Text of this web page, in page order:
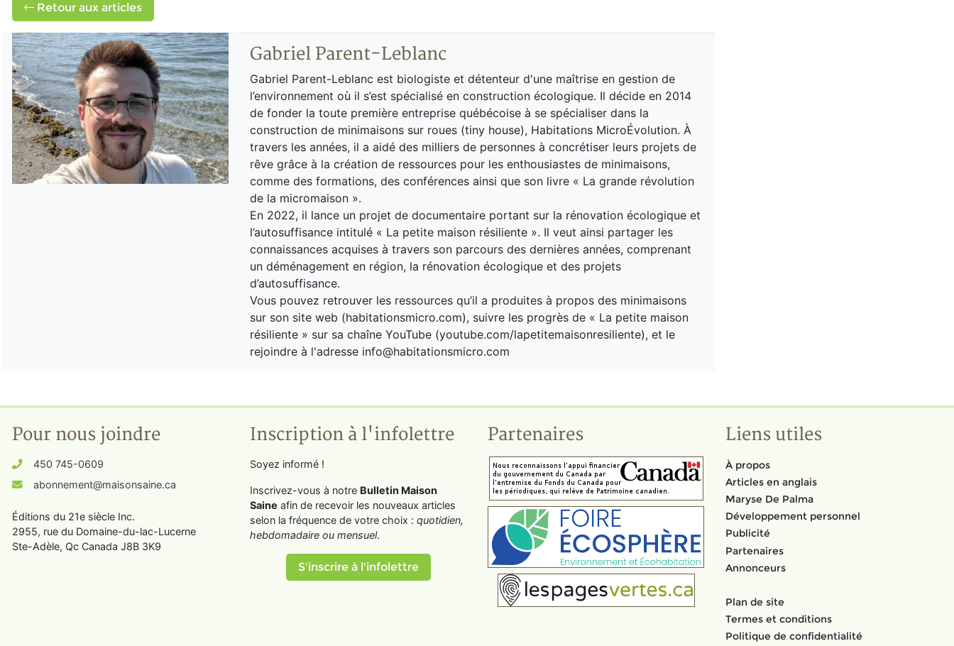
Retour aux articles
Gabriel Parent-Leblanc
Gabriel Parent-Leblanc est biologiste et détenteur d'une maîtrise en gestion de
l’environnement où il s’est spécialisé en construction écologique. Il décide en 2014
de fonder la toute première entreprise québécoise à se spécialiser dans la
construction de minimaisons sur roues (tiny house), Habitations MicroÉvolution. À
travers les années, il a aidé des milliers de personnes à concrétiser leurs projets de
rêve grâce à la création de ressources pour les enthousiastes de minimaisons,
comme des formations, des conférences ainsi que son livre « La grande révolution
de la micromaison ».
En 2022, il lance un projet de documentaire portant sur la rénovation écologique et
l’autosuffisance intitulé « La petite maison résiliente ». Il veut ainsi partager les
connaissances acquises à travers son parcours des dernières années, comprenant
un déménagement en région, la rénovation écologique et des projets
d’autosuffisance.
Vous pouvez retrouver les ressources qu’il a produites à propos des minimaisons
sur son site web (habitationsmicro.com), suivre les progrès de « La petite maison
résiliente » sur sa chaîne YouTube (youtube.com/lapetitemaisonresiliente), et le
rejoindre à l'adresse info@habitationsmicro.com
Pour nous joindre
450 745-0609
abonnement@maisonsaine.ca
Éditions du 21e siècle Inc.
2955, rue du Domaine-du-lac-Lucerne
Ste-Adèle, Qc Canada J8B 3K9
Inscription à l'infolettre
Soyez informé !
Inscrivez-vous à notre Bulletin Maison
Saine afin de recevoir les nouveaux articles
selon la fréquence de votre choix : quotidien,
hebdomadaire ou mensuel.
S'inscrire à l'infolettre
Partenaires Liens utiles
À propos
Articles en anglais
Maryse De Palma
Développement personnel
Publicité
Partenaires
Annonceurs
Plan de site
Termes et conditions
Politique de confidentialité